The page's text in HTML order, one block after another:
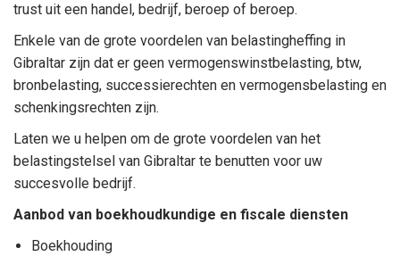
trust uit een handel, bedrijf, beroep of beroep.
Enkele van de grote voordelen van belastingheffing in
Gibraltar zijn dat er geen vermogenswinstbelasting, btw,
bronbelasting, successierechten en vermogensbelasting en
schenkingsrechten zijn.
Laten we u helpen om de grote voordelen van het
belastingstelsel van Gibraltar te benutten voor uw
succesvolle bedrijf.
Aanbod van boekhoudkundige en fiscale diensten
Boekhouding